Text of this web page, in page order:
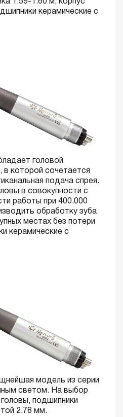
1.59-1.60 м, корпус
керамические с
головой
в которой сочетается
подача спрея.
в совокупности с
работы при 400.000
обработку зуба
местах без потери
керамические с
модель из серии
светом. На выбор
подшипники
2.78 мм.